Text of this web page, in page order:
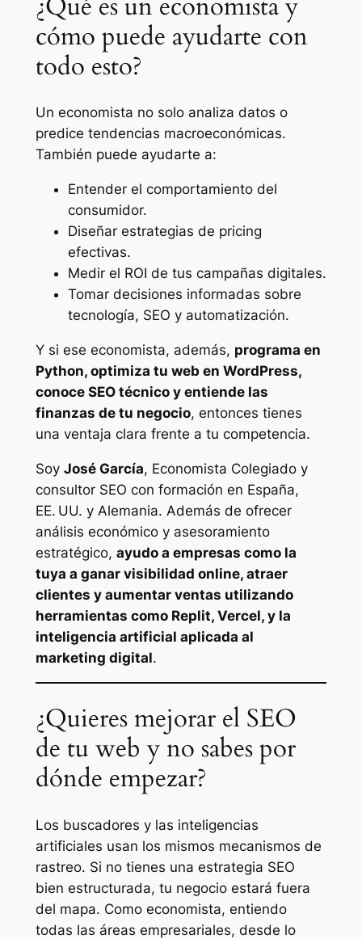
cómo puede ayudarte con
todo esto?
Un economista no solo analiza datos o
predice tendencias macroeconómicas.
También puede ayudarte a:
Entender el comportamiento del
consumidor.
Diseñar estrategias de pricing
efectivas.
Medir el ROI de tus campañas digitales.
Tomar decisiones informadas sobre
tecnología, SEO y automatización.
Y si ese economista, además, programa en
Python, optimiza tu web en WordPress,
conoce SEO técnico y entiende las
finanzas de tu negocio, entonces tienes
una ventaja clara frente a tu competencia.
Soy José García, Economista Colegiado y
consultor SEO con formación en España,
EE. UU. y Alemania. Además de ofrecer
análisis económico y asesoramiento
estratégico, ayudo a empresas como la
tuya a ganar visibilidad online, atraer
clientes y aumentar ventas utilizando
herramientas como Replit, Vercel, y la
inteligencia artificial aplicada al
marketing digital.
¿Quieres mejorar el SEO
de tu web y no sabes por
dónde empezar?
Los buscadores y las inteligencias
artificiales usan los mismos mecanismos de
rastreo. Si no tienes una estrategia SEO
bien estructurada, tu negocio estará fuera
del mapa. Como economista, entiendo
todas las áreas empresariales, desde lo